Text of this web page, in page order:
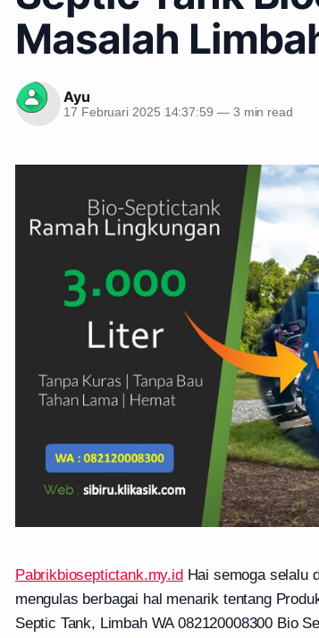
Masalah
Ayu
17 Februari 2025 14:37:59 —3 min read
Pabrikbioseptictank.my.id Hai semoga selalu
mengulas berbagai hal menarik tentang
Septic Tank, Limbah WA 082120008300 Bio